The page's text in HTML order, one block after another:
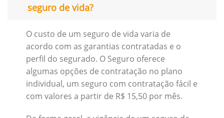
seguro de vida?
O custo de um seguro de vida varia de
acordo com as garantias contratadas e o
perfil do segurado. O Seguro oferece
algumas opções de contratação no plano
individual, um seguro com contratação fácil e
com valores a partir de R$ 15,50 por mês.